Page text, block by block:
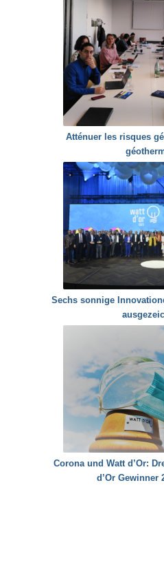
Atténuer les risques
Sechs sonnige
Corona und Watt d’Or:
d’Or Gewinner